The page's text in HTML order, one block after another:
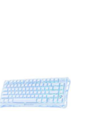
phím cơ Gaming
Mercury K1 - Ice
[GS-K1_BLU]